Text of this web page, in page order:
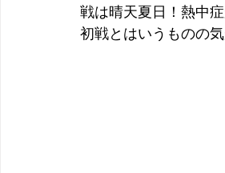
戦は晴天夏日！熱中
初戦とはいうものの